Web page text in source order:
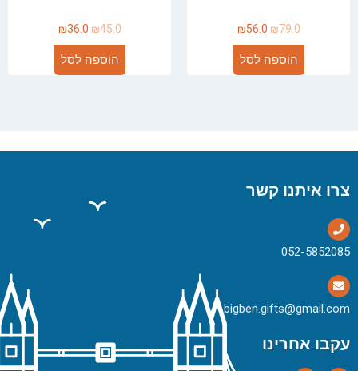
₪79.0
₪56.0
הוספה לסל
₪45.0
₪36.0
הוספה לסל
צרו איתנו קשר
bigben.gifts@gmail.com
עקבו אחרינו